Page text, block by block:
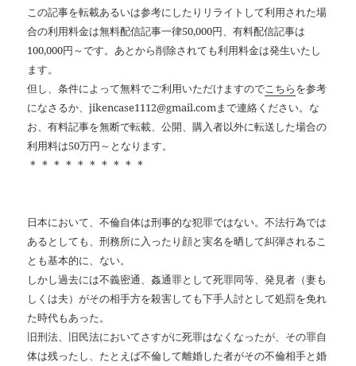
この記事を転載あるいは参考にしたりリライトして利用された場
合の利用料金は無料配信記事一律50,000円、有料配信記事は
100,000円～です。あとから削除されても利用料金は発生いたし
ます。
但し、条件によって無料でご利用いただけますのでこちらを参考
になさるか、jikencase1112@gmail.comまで連絡ください。な
お、有料記事を無断で転載、公開、購入者以外に転送した場合の
利用料は50万円～となります。
＊＊＊＊＊＊＊＊＊＊
日本において、不倫自体は刑事的な犯罪ではない。不法行為では
あるとしても、刑務所に入ったり顔と実名を晒して糾弾されるこ
とも基本的に、ない。
しかし過去には不義密通、姦通罪として死罪同等、発見者（妻も
しくは夫）がその相手方を殺害しても下手人討として処罰を免れ
た時代もあった。
旧刑法、旧民法においてさすがに死罪はなくなったが、その罪自
体は残ったし、たとえば不倫して離婚した者がその不倫相手と婚